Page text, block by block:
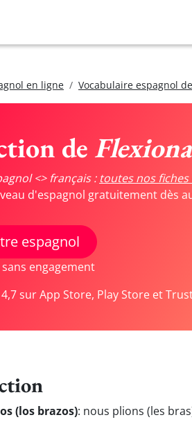
en ligne Vocabulaire espagnol
de
<> français : toutes nos
d'espagnol gratuitement dès
espagnol
engagement
4,7 sur App Store, Play Store et
(los brazos): nous plions (les